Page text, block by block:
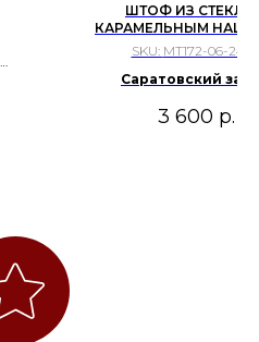
ШТОФ ИЗ СТЕКЛА
КАРАМЕЛЬНЫМ
SKU: МТ172-06-24-
Саратовский
1960е гг.
3 600 р.